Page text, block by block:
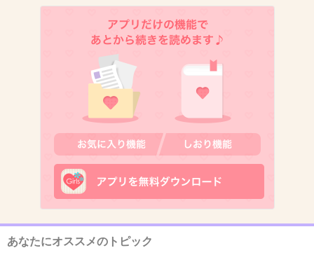
+60
2015/12/30(水) 10:34:48
秋元康の金儲け術教えて欲しいわ.....
+45
2015/12/30(水) 10:34:58
欅坂といわれたら原田って子しか連想できない
(-д-;)
もう辞めたけど、デビュー前にケチついちゃっ
あなたにオススメのトピック